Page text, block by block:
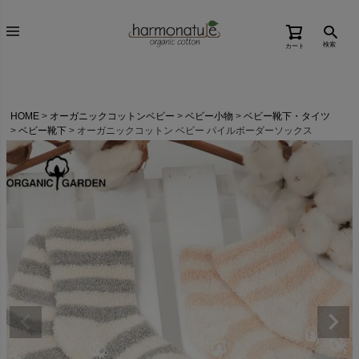
カート 検索
HOME オーガニックコットンベビー ベビー小物
ベビー靴下・タイツ
ベビー靴下
オーガニックコットン ベビー パイルボーダーソックス